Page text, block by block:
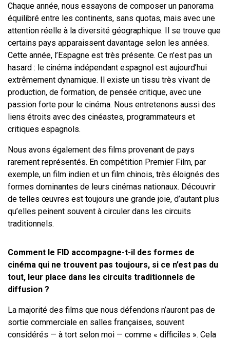
Chaque année, nous essayons de composer un panorama
équilibré entre les continents, sans quotas, mais avec une
attention réelle à la diversité géographique. Il se trouve que
certains pays apparaissent davantage selon les années.
Cette année, l’Espagne est très présente. Ce n’est pas un
hasard : le cinéma indépendant espagnol est aujourd’hui
extrêmement dynamique. Il existe un tissu très vivant de
production, de formation, de pensée critique, avec une
passion forte pour le cinéma. Nous entretenons aussi des
liens étroits avec des cinéastes, programmateurs et
critiques espagnols.
Nous avons également des films provenant de pays
rarement représentés. En compétition Premier Film, par
exemple, un film indien et un film chinois, très éloignés des
formes dominantes de leurs cinémas nationaux. Découvrir
de telles œuvres est toujours une grande joie, d’autant plus
qu’elles peinent souvent à circuler dans les circuits
traditionnels.
Comment le FID accompagne-t-il des formes de
cinéma qui ne trouvent pas toujours, si ce n’est pas du
tout, leur place dans les circuits traditionnels de
diffusion ?
La majorité des films que nous défendons n’auront pas de
sortie commerciale en salles françaises, souvent
considérés — à tort selon moi — comme « difficiles ». Cela